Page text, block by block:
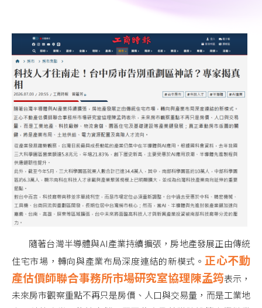
隨著台灣半導體與AI產業持續擴張，房地產發展正由傳統
住宅市場，轉向與產業布局深度連結的新模式。 正心不動
產估價師聯合事務所市場研究室協理陳孟筠表示，
未來房市觀察重點不再只是房價、人口與交易量，而是工業地